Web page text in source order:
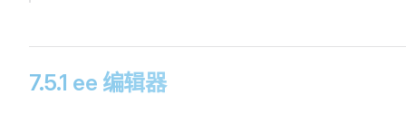
7.5.1 ee 编辑器